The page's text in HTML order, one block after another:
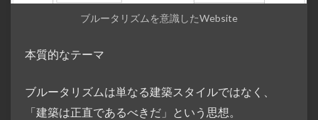
ブルータリズムを意識したWebsite
本質的なテーマ
ブルータリズムは単なる建築スタイルではなく、
「建築は正直であるべきだ」という思想。